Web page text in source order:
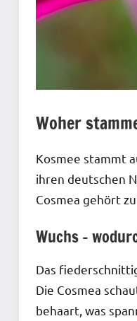
Woher
Kosmee stammt
ihren deutschen
Cosmea gehört
Wuchs –
Das
Die Cosmea
behaart, was